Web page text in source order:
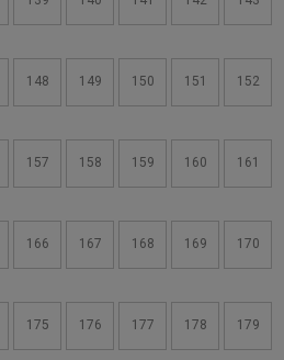
148 149 150 151 152
157 158 159 160 161
166 167 168 169 170
175 176 177 178 179